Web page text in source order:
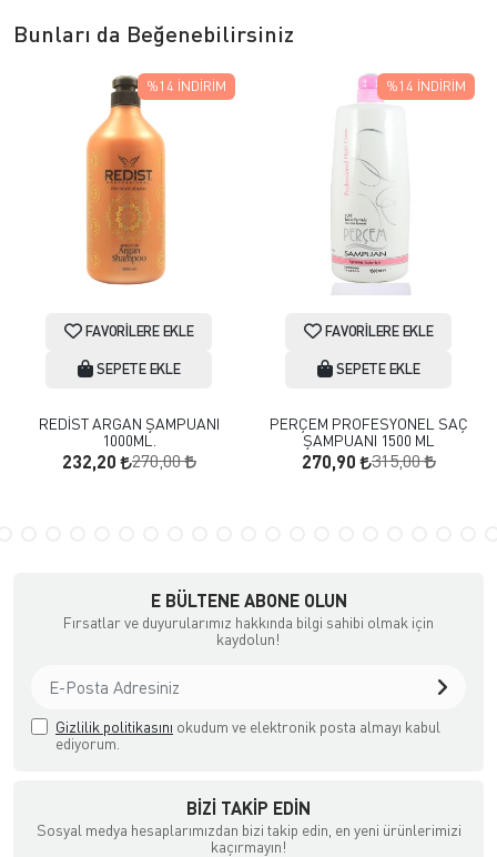
Bunları da Beğenebilirsiniz
FAVORILERE EKLE
SEPETE EKLE
REDİST ARGAN ŞAMPUANI
1000ML.
232,20 270,00
%14 İNDIRIM
FAVORILERE EKLE
SEPETE EKLE
PERÇEM PROFESYONEL SAÇ
ŞAMPUANI 1500 ML
270,90 315,00
%14 İNDIRIM
E BÜLTENE ABONE OLUN
Fırsatlar ve duyurularımız hakkında bilgi sahibi olmak için
kaydolun!
Gizlilik politikasını okudum ve elektronik posta almayı kabul
ediyorum.
BIZI TAKIP EDIN
Sosyal medya hesaplarımızdan bizi takip edin, en yeni ürünlerimizi
kaçırmayın!